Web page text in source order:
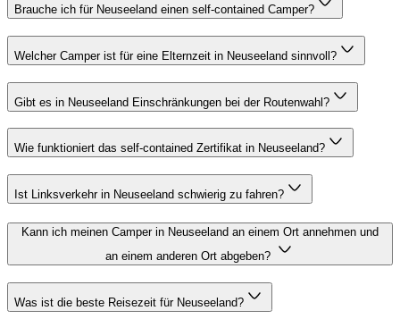
Brauche ich für Neuseeland einen self-contained Camper?
Welcher Camper ist für eine Elternzeit in Neuseeland sinnvoll?
Gibt es in Neuseeland Einschränkungen bei der Routenwahl?
Wie funktioniert das self-contained Zertifikat in Neuseeland?
Ist Linksverkehr in Neuseeland schwierig zu fahren?
Kann ich meinen Camper in Neuseeland an einem Ort annehmen und
an einem anderen Ort abgeben?
Was ist die beste Reisezeit für Neuseeland?